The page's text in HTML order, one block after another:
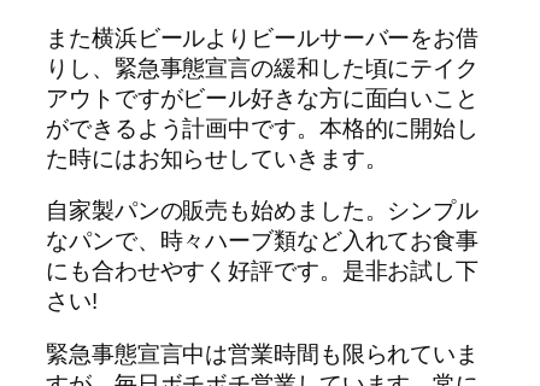
また横浜ビールよりビールサーバーをお借
りし、緊急事態宣言の緩和した頃にテイク
アウトですがビール好きな方に面白いこと
ができるよう計画中です。本格的に開始し
た時にはお知らせしていきます。
自家製パンの販売も始めました。シンプル
なパンで、時々ハーブ類など入れてお食事
にも合わせやすく好評です。是非お試し下
さい!
緊急事態宣言中は営業時間も限られていま